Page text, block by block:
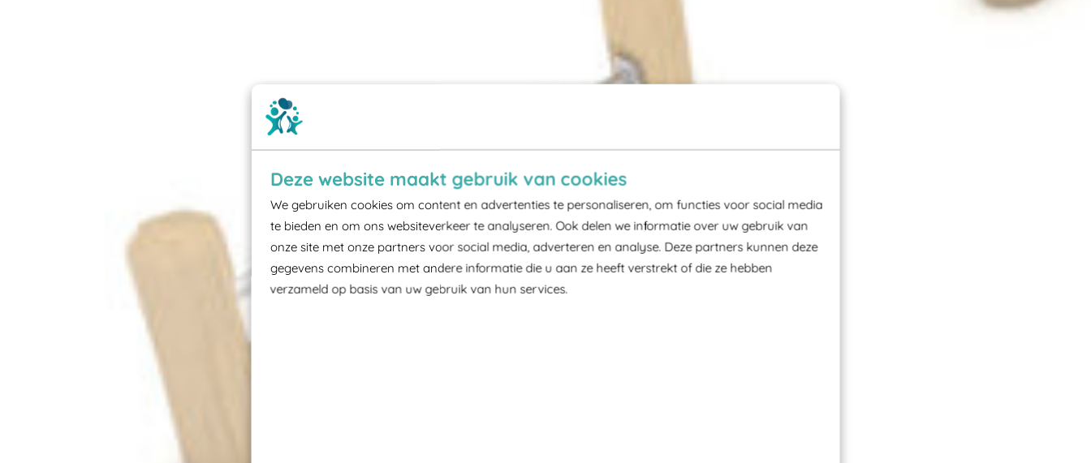
Deze website maakt gebruik van cookies
We gebruiken cookies om content en advertenties te personaliseren, om functies voor social media
te bieden en om ons websiteverkeer te analyseren. Ook delen we informatie over uw gebruik van
onze site met onze partners voor social media, adverteren en analyse. Deze partners kunnen deze
gegevens combineren met andere informatie die u aan ze heeft verstrekt of die ze hebben
verzameld op basis van uw gebruik van hun services.